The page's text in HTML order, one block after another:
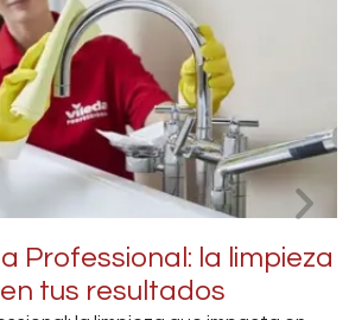
cuenta: Cómo
inoxidable